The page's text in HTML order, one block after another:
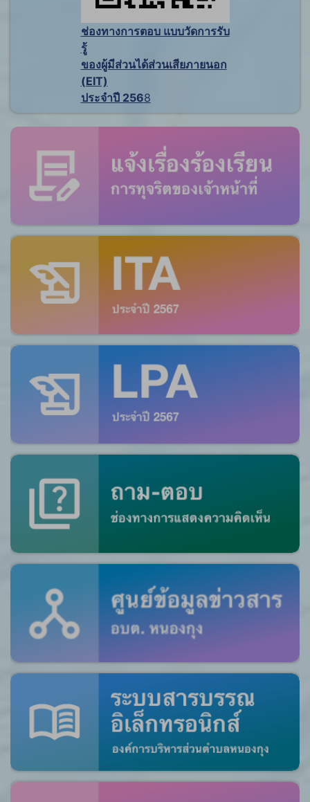
ช่องทางการตอบ แบบวัดการรับ
รู้
ของผู้มีส่วนได้ส่วนเสียภายนอก
(EIT)
ประจำปี 2568